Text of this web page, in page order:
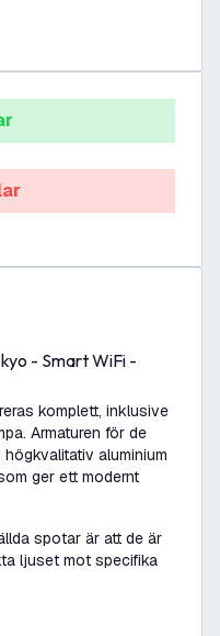
- Smart WiFi -
komplett, inklusive
Armaturen för de
aluminium
ger ett modernt
spotar är att de är
ljuset mot specifika